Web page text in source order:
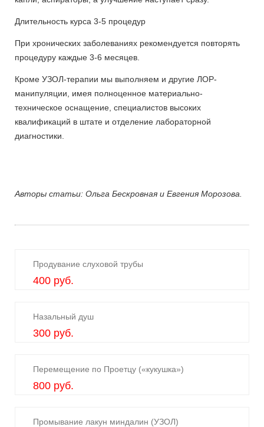
Длительность курса 3-5 процедур
При хронических заболеваниях рекомендуется повторять
процедуру каждые 3-6 месяцев.
Кроме УЗОЛ-терапии мы выполняем и другие ЛОР-
манипуляции, имея полноценное материально-
техническое оснащение, специалистов высоких
квалификаций в штате и отделение лабораторной
диагностики.
Авторы статьи: Ольга Бескровная и Евгения Морозова.
Продувание слуховой трубы
400 руб.
Назальный душ
300 руб.
Перемещение по Проетцу («кукушка»)
800 руб.
Промывание лакун миндалин (УЗОЛ)